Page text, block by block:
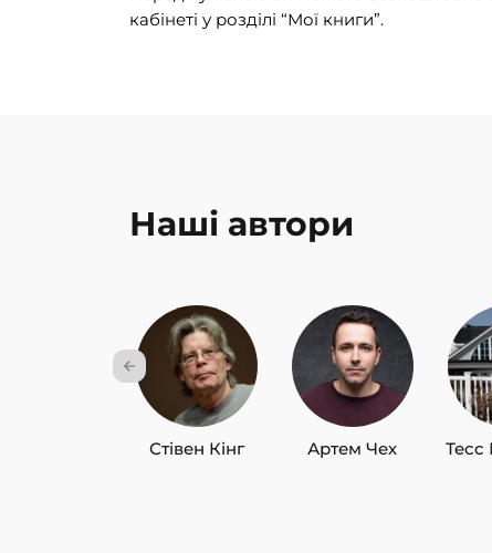
кабінеті у розділі “Мої книги”.
Наші автори
Стівен Кінг Артем Чех Тесс